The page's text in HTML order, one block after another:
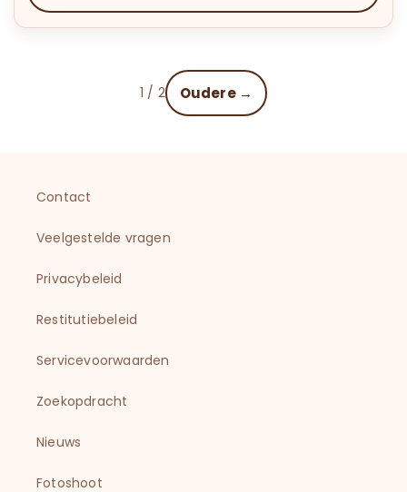
1 / 2 Oudere →
Contact
Veelgestelde vragen
Privacybeleid
Restitutiebeleid
Servicevoorwaarden
Zoekopdracht
Nieuws
Fotoshoot